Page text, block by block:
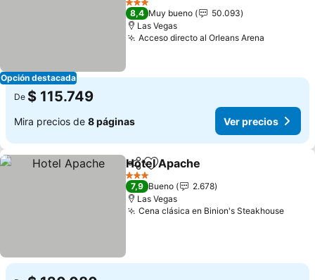
Opción destacada
Ver precios
3 Estrellas
8,4 Muy bueno
50.093
Las Vegas
Acceso directo al Orleans Arena
De $ 115.749
Mira precios de 8 páginas Ver precios
CompartirAgregar a favoritos
Hotel Apache
3 Estrellas
7,9 Bueno
2.678
Las Vegas
Cena clásica en Binion's SteakhouseVer